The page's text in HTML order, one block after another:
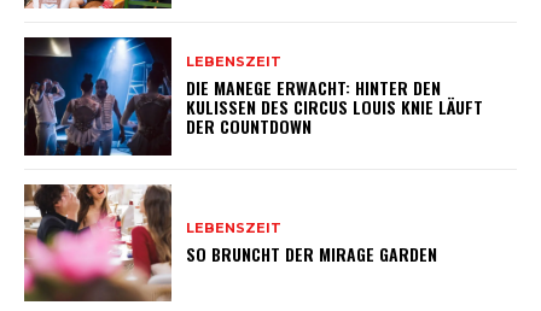
LEBENSZEIT
DIE MANEGE ERWACHT: HINTER DEN
KULISSEN DES CIRCUS LOUIS KNIE LÄUFT
DER COUNTDOWN
LEBENSZEIT
SO BRUNCHT DER MIRAGE GARDEN